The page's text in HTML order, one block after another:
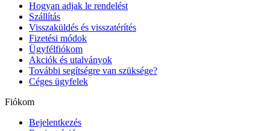
Hogyan adjak le rendelést
Szállítás
Visszaküldés és visszatérítés
Fizetési módok
Ügyfélfiókom
Akciók és utalványok
További segítségre van szüksége?
Céges ügyfelek
Fiókom
Bejelentkezés